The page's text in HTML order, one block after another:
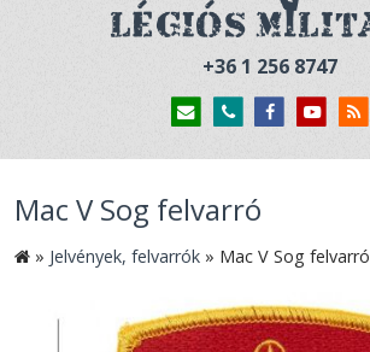
+36 1 256 8747
Mac V Sog felvarró
» Jelvények, felvarrók » Mac V Sog felvarró